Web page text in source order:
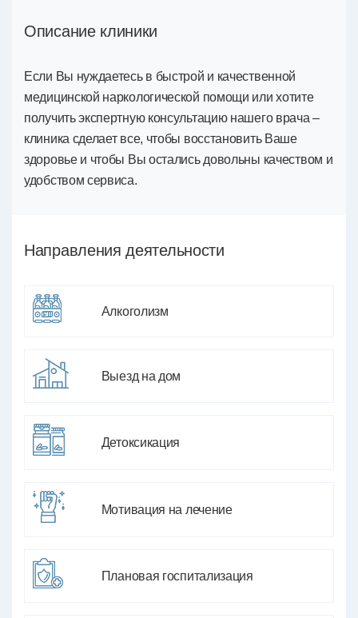
Описание клиники
Если Вы нуждаетесь в быстрой и качественной
медицинской наркологической помощи или хотите
получить экспертную консультацию нашего врача –
клиника сделает все, чтобы восстановить Ваше
здоровье и чтобы Вы остались довольны качеством и
удобством сервиса.
Направления деятельности
Алкоголизм
Выезд на дом
Детоксикация
Мотивация на лечение
Плановая госпитализация